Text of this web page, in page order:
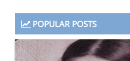
POPULAR POSTS